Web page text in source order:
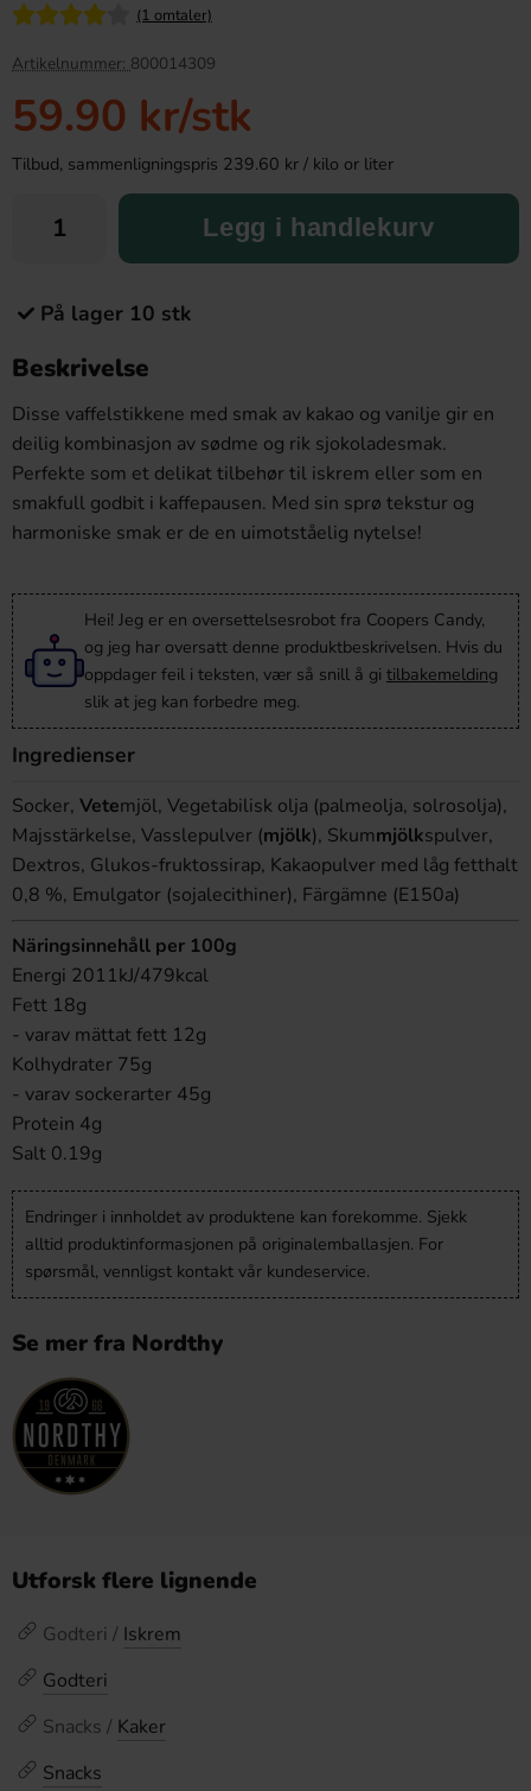
(1 omtaler)
Artikelnummer: 800014309
59.90 kr/stk
Tilbud, sammenligningspris 239.60 kr / kilo or liter
Legg i handlekurv
På lager 10 stk
Beskrivelse
Disse vaffelstikkene med smak av kakao og vanilje gir en
deilig kombinasjon av sødme og rik sjokoladesmak.
Perfekte som et delikat tilbehør til iskrem eller som en
smakfull godbit i kaffepausen. Med sin sprø tekstur og
harmoniske smak er de en uimotståelig nytelse!
Hei! Jeg er en oversettelsesrobot fra Coopers Candy,
og jeg har oversatt denne produktbeskrivelsen. Hvis du
oppdager feil i teksten, vær så snill å gi tilbakemelding
slik at jeg kan forbedre meg.
Ingredienser
Socker, Vetemjöl, Vegetabilisk olja (palmeolja, solrosolja),
Majsstärkelse, Vasslepulver (mjölk), Skummjölkspulver,
Dextros, Glukos-fruktossirap, Kakaopulver med låg fetthalt
0,8 %, Emulgator (sojalecithiner), Färgämne (E150a)
Näringsinnehåll per 100g
Energi 2011kJ/479kcal
Fett 18g
- varav mättat fett 12g
Kolhydrater 75g
- varav sockerarter 45g
Protein 4g
Salt 0.19g
Endringer i innholdet av produktene kan forekomme. Sjekk
alltid produktinformasjonen på originalemballasjen. For
spørsmål, vennligst kontakt vår kundeservice.
Se mer fra Nordthy
Utforsk flere lignende
Godteri / Iskrem
Godteri
Snacks / Kaker
Snacks